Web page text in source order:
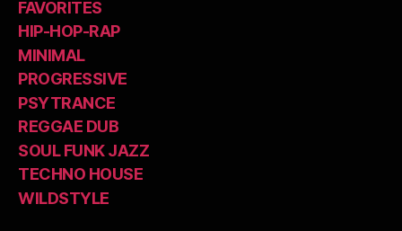
FAVORITES
HIP-HOP-RAP
MINIMAL
PROGRESSIVE
PSYTRANCE
REGGAE DUB
SOUL FUNK JAZZ
TECHNO HOUSE
WILDSTYLE